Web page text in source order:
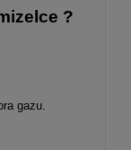
?
gazu.